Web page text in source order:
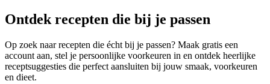
Ontdek recepten die bij je passen
Op zoek naar recepten die écht bij je passen? Maak gratis een
account aan, stel je persoonlijke voorkeuren in en ontdek heerlijke
receptsuggesties die perfect aansluiten bij jouw smaak, voorkeuren
en dieet.